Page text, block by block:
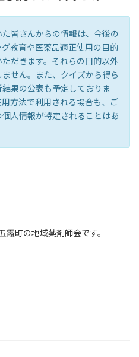
皆さんからの情報は、今後の
教育や医薬品適正使用の目的
だきます。それらの目的以外
せん。また、クイズから得ら
果の公表も予定しておりま
方法で利用される場合も、ご
人情報が特定されることはあ
町の地域薬剤師会です。